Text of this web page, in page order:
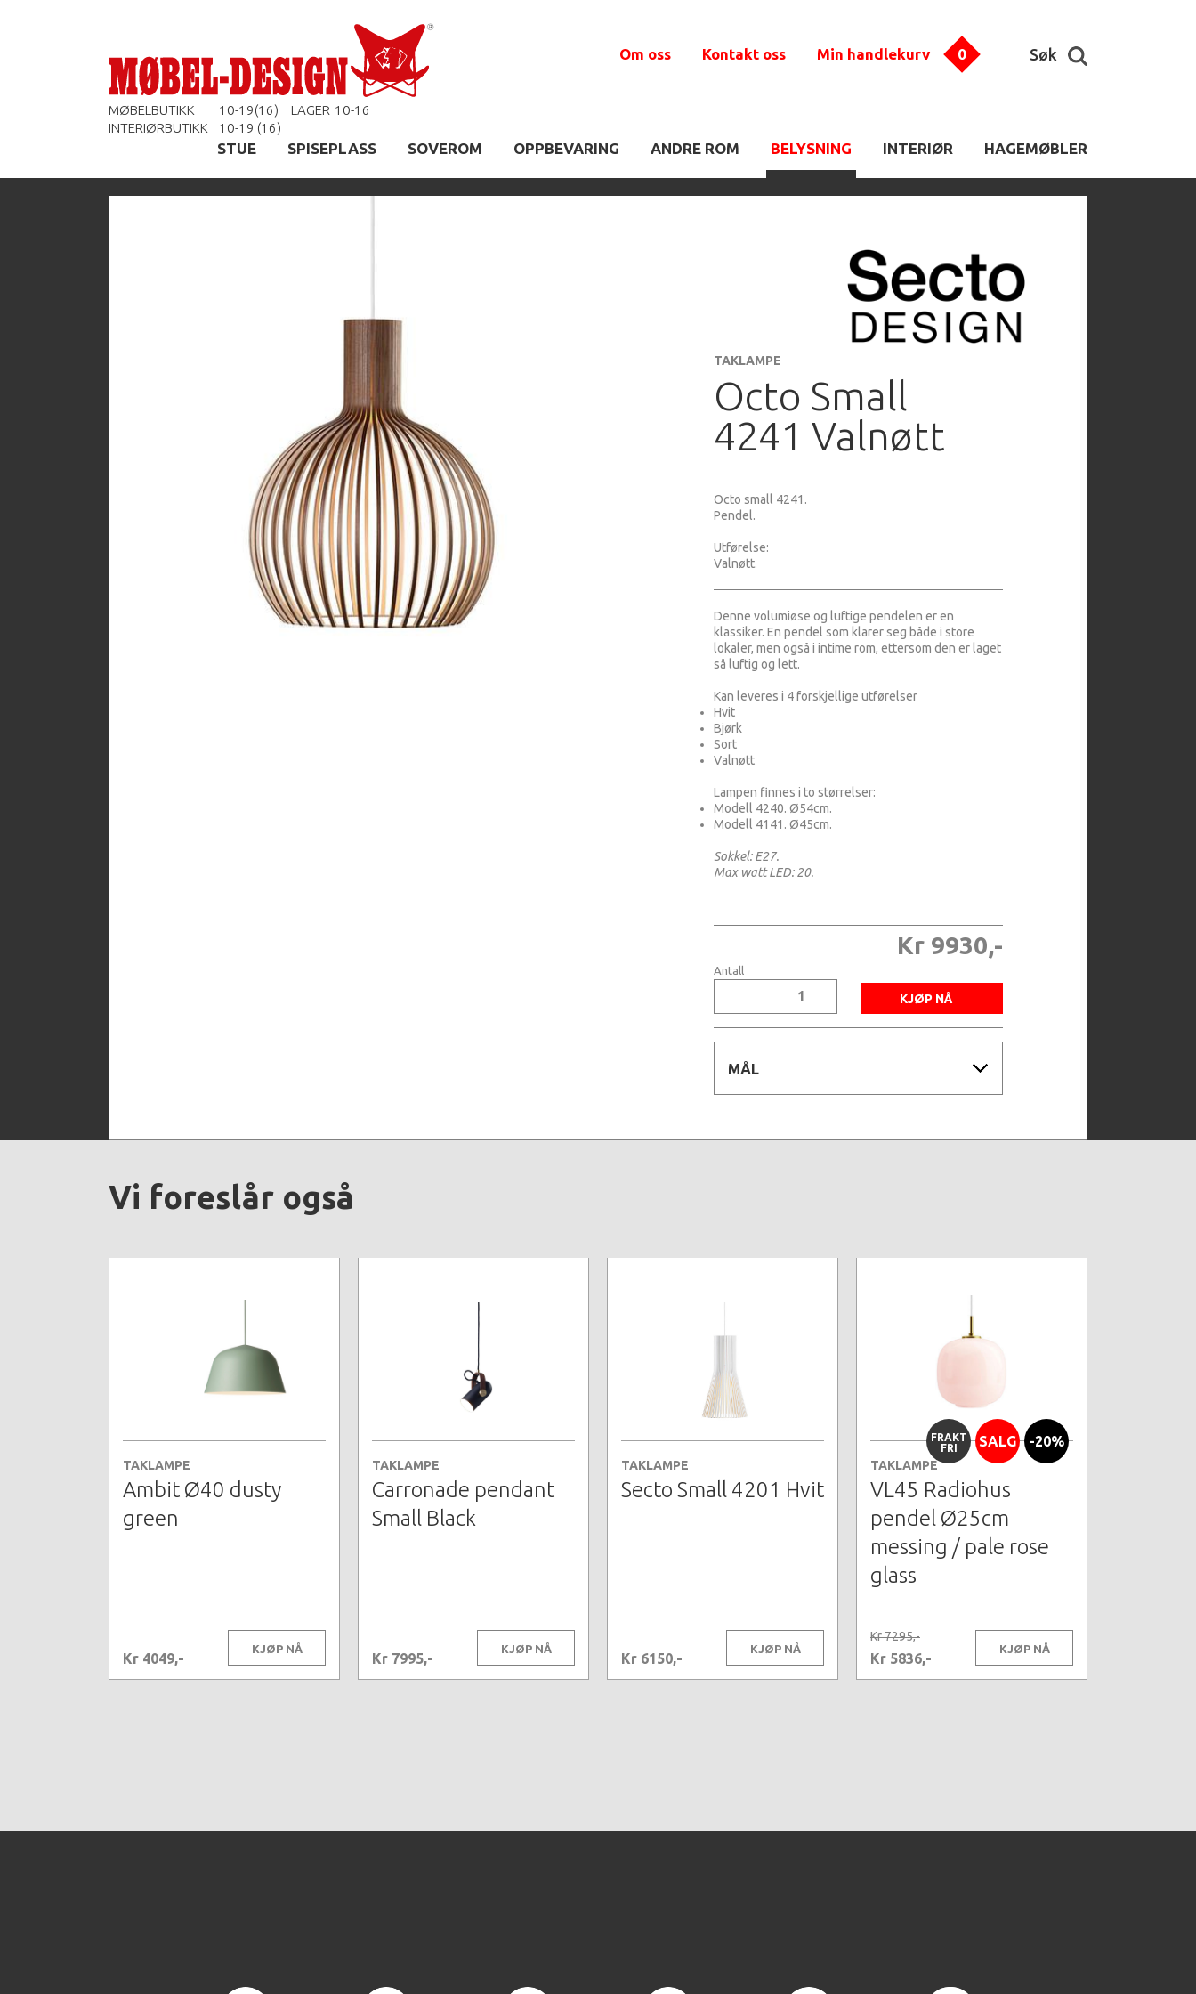
MØBELBUTIKK 10-19(16) LAGER 10-16
INTERIØRBUTIKK
10-19 (16)
Om oss Kontakt oss Min handlekurv 0 Søk
STUE SPISEPLASS SOVEROM OPPBEVARING ANDRE ROM BELYSNING INTERIØR HAGEMØBLER
TAKLAMPE
Octo Small
4241 Valnøtt
Octo small 4241.
Pendel.
Utførelse:
Valnøtt.
Denne volumiøse og luftige pendelen er en
klassiker. En pendel som klarer seg både i store
lokaler, men også i intime rom, ettersom den er laget
så luftig og lett.
Kan leveres i 4 forskjellige utførelser
Hvit
Bjørk
Sort
Valnøtt
Lampen finnes i to størrelser:
Modell 4240. Ø54cm.
Modell 4141. Ø45cm.
Sokkel: E27.
Max watt LED: 20.
Kr 9930,-
Antall
MÅL
Vi foreslår også
TAKLAMPE
Ambit Ø40 dusty
green
Kr 4049,-
KJØP NÅ
TAKLAMPE
Carronade pendant
Small Black
Kr 7995,-
KJØP NÅ
TAKLAMPE
Secto Small 4201 Hvit
Kr 6150,-
KJØP NÅ
SALG -20%
FRAKT
FRI
TAKLAMPE
VL45 Radiohus
pendel Ø25cm
messing / pale rose
glass
Kr 7295,-
Kr 5836,-
KJØP NÅ